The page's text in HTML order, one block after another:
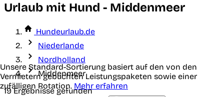
Urlaub mit Hund - Middenmeer
Hundeurlaub.de
Niederlande
Nordholland
Middenmeer
19 Ergebnisse gefunden
Unsere Standard-Sortierung basiert auf den von den
Vermietern gebuchten Leistungspaketen sowie einer
zufälligen Rotation. Mehr erfahren